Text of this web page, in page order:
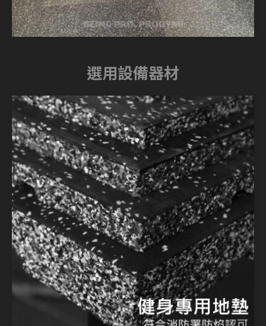
選用設備器材